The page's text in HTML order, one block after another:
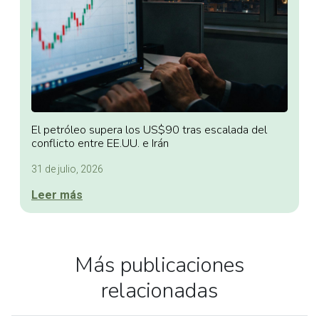
El petróleo supera los US$90 tras escalada del
conflicto entre EE.UU. e Irán
31 de julio, 2026
Leer más
Más publicaciones
relacionadas